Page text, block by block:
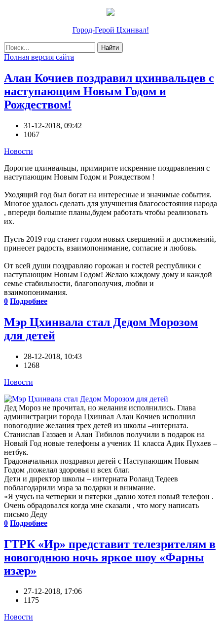
Город-Герой Цхинвал!
Найти
Полная версия сайта
Алан Кочиев поздравил цхинвальцев с
наступающим Новым Годом и
Рождеством!
31-12-2018, 09:42
1067
Новости
Дорогие цхинвальцы, примирите искренние поздравления с
наступающим Новым Годом и Рождеством !
Уходящий год был богат на интересные и значимые события.
Многое удалось сделать для улучшения благосостояния народа
, впереди большие планы,будем работать чтобы реализовать
их.
Пусть 2019 год станет годом новых свершений и достижений,
принесет радость, взаимопонимание, согласие и любовь.
От всей души поздравляю горожан и гостей республики с
наступающим Новым Годом! Желаю каждому дому и каждой
семье стабильности, благополучия, любви и
взаимопонимания.
0 Подробнее
Мэр Цхинвала стал Дедом Морозом
для детей
28-12-2018, 10:43
1268
Новости
Дед Мороз не прочитал, но желания исполнились. Глава
администрации города Цхинвал Алан Кочиев исполнил
новогодние желания трех детей из школы –интерната.
Станислав Газзаев и Алан Тибилов получили в подарок на
Новый Год новые телефоны а ученик 11 класса Адик Пухаев –
нетбук.
Градоначальник поздравил детей с Наступающим Новым
Годом ,пожелал здоровья и всех благ.
Дети и директор школы – интерната Роланд Тедеев
поблагодарили мэра за подарки и внимание.
«Я учусь на четверки и пятерки ,давно хотел новый телефон .
Очень обрадовался когда мне сказали , что могу написать
письмо Деду
0 Подробнее
ГТРК «Ир» представит телезрителям в
новогоднюю ночь яркое шоу «Фарны
изӕр»
27-12-2018, 17:06
1175
Новости